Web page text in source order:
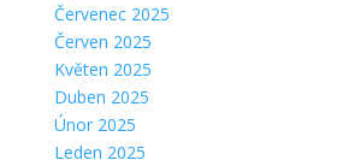
Červenec 2025
Červen 2025
Květen 2025
Duben 2025
Únor 2025
Leden 2025